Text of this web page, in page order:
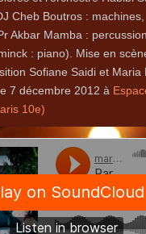
Cheb Boutros : machines,
Akbar Mamba :
: piano). Mise en
Sofiane Saidi et Maria
7 décembre 2012 à
10e)